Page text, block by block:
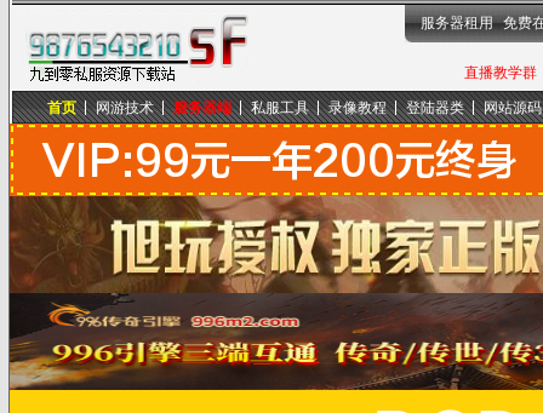
九到零私服资源下载站
直播教学群
服务器租用 免费
首页 网游技术 服务器端 私服工具 录像教程 登陆器类 网站源码